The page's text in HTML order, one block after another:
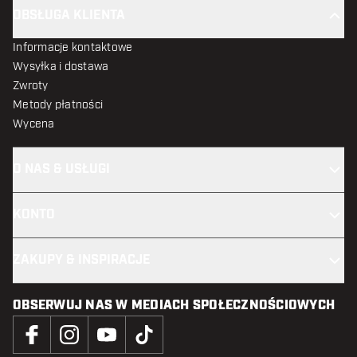
Informacje kontaktowe
Wysyłka i dostawa
Zwroty
Metody płatności
Wycena
OBSERWUJ NAS W MEDIACH SPOŁECZNOŚCIOWYCH